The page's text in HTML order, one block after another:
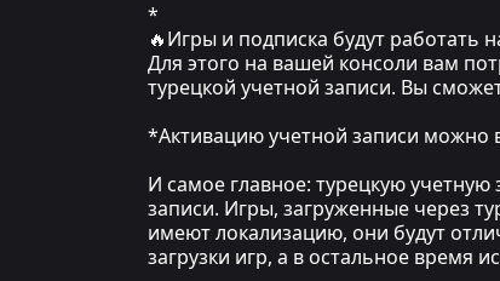
*
🔥Игры и подписка будут работать
Для этого на вашей консоли вам
турецкой учетной записи. Вы
*Активацию учетной записи можно
И самое главное: турецкую
записи. Игры, загруженные через
имеют локализацию, они будут
загрузки игр, а в остальное время